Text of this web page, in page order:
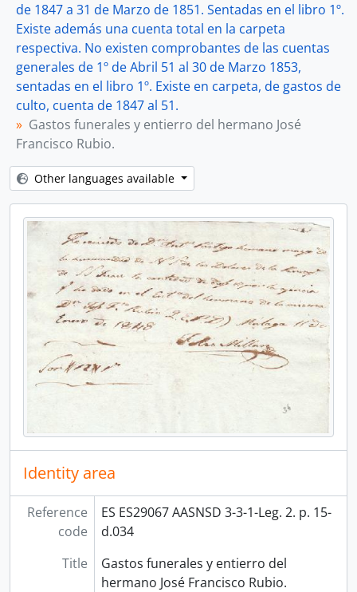
de 1847 a 31 de Marzo de 1851. Sentadas en el libro 1º.
Existe además una cuenta total en la carpeta
respectiva. No existen comprobantes de las cuentas
generales de 1º de Abril 51 al 30 de Marzo 1853,
sentadas en el libro 1º. Existe en carpeta, de gastos de
culto, cuenta de 1847 al 51.
Gastos funerales y entierro del hermano José
Francisco Rubio.
Other languages available
Identity area
Reference
code
ES ES29067 AASNSD 3-3-1-Leg. 2. p. 15-
d.034
Title
Gastos funerales y entierro del
hermano José Francisco Rubio.